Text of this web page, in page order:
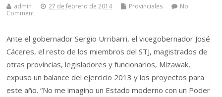
admin 27 de febrero de 2014 Provinciales
No
Comment
Ante el gobernador Sergio Urribarri, el vicegobernador José
Cáceres, el resto de los miembros del STJ, magistrados de
otras provincias, legisladores y funcionarios, Mizawak,
expuso un balance del ejercicio 2013 y los proyectos para
este año. “No me imagino un Estado moderno con un Poder